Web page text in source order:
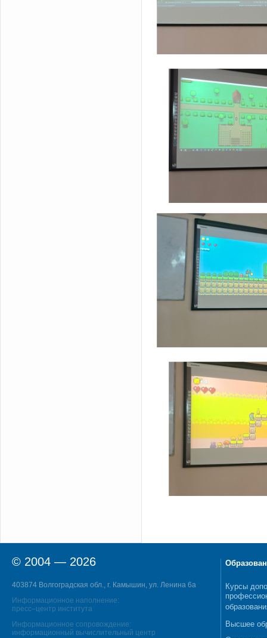
© 2004 — 2026
403874 Волгоградская обл., г. Камышин, ул. Ленина 6а
Информационное наполнение:
пресс–центр института
Информационное сопровождение:
информационный вычислительный центр
Курсы
Высшее